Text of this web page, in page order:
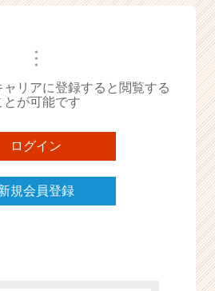
・・・
リアに登録すると閲覧する
とが可能です
ログイン
規会員登録